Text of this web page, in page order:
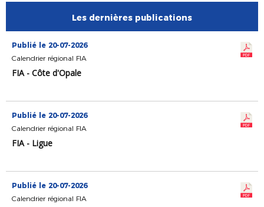
Les dernières publications
Publié le 20-07-2026
Calendrier régional FIA
FIA - Côte d'Opale
Publié le 20-07-2026
Calendrier régional FIA
FIA - Ligue
Publié le 20-07-2026
Calendrier régional FIA